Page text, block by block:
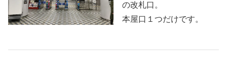
の改札口。
本屋口１つだけです。